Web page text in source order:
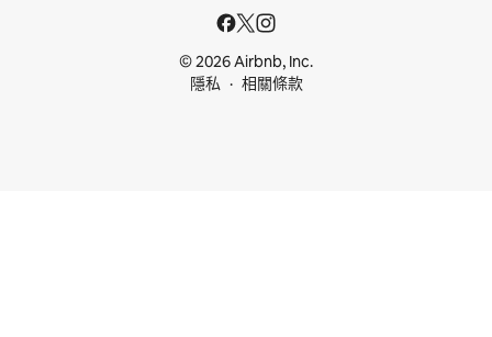
© 2026 Airbnb, Inc.
隱私
相關條款